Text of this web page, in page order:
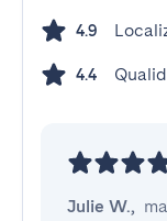
4.9
4.4
Julie W.,